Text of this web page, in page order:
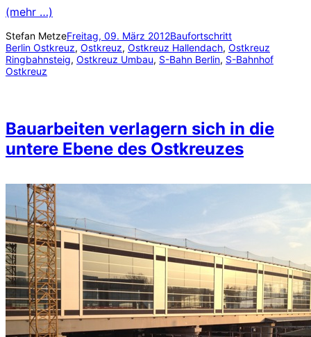
(mehr …)
Stefan MetzeFreitag, 09. März 2012Baufortschritt
Berlin Ostkreuz, Ostkreuz, Ostkreuz Hallendach, Ostkreuz
Ringbahnsteig, Ostkreuz Umbau, S-Bahn Berlin, S-Bahnhof
Ostkreuz
Bauarbeiten verlagern sich in die
untere Ebene des Ostkreuzes